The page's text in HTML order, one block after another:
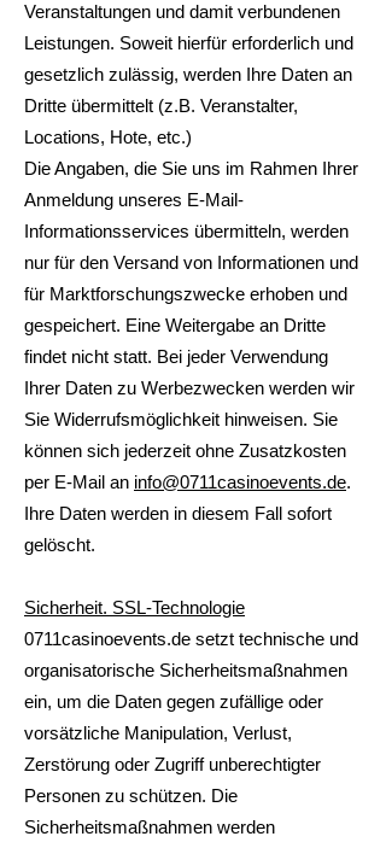
Veranstaltungen und damit verbundenen
Leistungen. Soweit hierfür erforderlich und
gesetzlich zulässig, werden Ihre Daten an
Dritte übermittelt (z.B. Veranstalter,
Locations, Hote, etc.)
Die Angaben, die Sie uns im Rahmen Ihrer
Anmeldung unseres E-Mail-
Informationsservices übermitteln, werden
nur für den Versand von Informationen und
für Marktforschungszwecke erhoben und
gespeichert. Eine Weitergabe an Dritte
findet nicht statt. Bei jeder Verwendung
Ihrer Daten zu Werbezwecken werden wir
Sie Widerrufsmöglichkeit hinweisen. Sie
können sich jederzeit ohne Zusatzkosten
per E-Mail an info@0711casinoevents.de.
Ihre Daten werden in diesem Fall sofort
gelöscht.
Sicherheit. SSL-Technologie
0711casinoevents.de setzt technische und
organisatorische Sicherheitsmaßnahmen
ein, um die Daten gegen zufällige oder
vorsätzliche Manipulation, Verlust,
Zerstörung oder Zugriff unberechtigter
Personen zu schützen. Die
Sicherheitsmaßnahmen werden